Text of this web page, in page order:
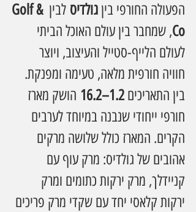
הפעולה החורפי בין גולדיס לבין Golf &
Co, שמחבר בין עולם האוכל הביתי
לעולם הלייף-סטייל והעיצוב, ויוצר
חוויה חורפית מלאה, טעימה ומפנקת.
בין התאריכים 1.2–16.2
הושק מארז
חורפי ייחודי שנבנה במיוחד לערבים
הקרים. המארז כולל שלושה מרקים
אהובים של גולדיס: מרק עוף עם
קניידלך, מרק ירקות כתומים ומרק
ירקות קלאסי יחד עם שקדי מרק פריכים